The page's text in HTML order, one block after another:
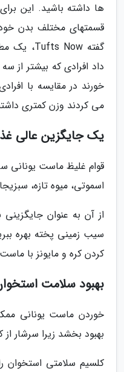
ها داشته باشید. این برای
قسمتهای مختلف بدن
داد افرادی که بیشتر از
خورند در مقایسه با
می کردند وزن کمتری
یک جایگزین عالی
قوام غلیظ ماست یونانی
اسموتی، میوه تازه،
از آن به عنوان
سیب زمینی پخته بهره
کردن کره و مایونز با
بهبود سلامت
خوردن ماست یونانی
بهبود بخشد زیرا سرشار
کلسیم سلامتی استخوان